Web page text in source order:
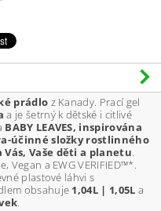
prádlo z Kanady. Prací gel
a je šetrný k dětské i citlivé
BABY LEAVES, inspirována
účinné složky rostlinného
Vás, Vaše děti a planetu.
Vegan a EWG VERIFIED™*.
plastové láhvi s
obsahuje 1,04L | 1,05L a
.